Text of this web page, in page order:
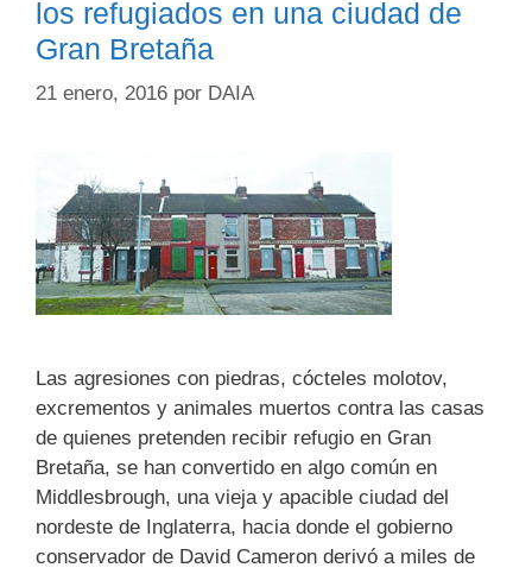
los refugiados en una ciudad de
Gran Bretaña
21 enero, 2016 por DAIA
Las agresiones con piedras, cócteles molotov,
excrementos y animales muertos contra las casas
de quienes pretenden recibir refugio en Gran
Bretaña, se han convertido en algo común en
Middlesbrough, una vieja y apacible ciudad del
nordeste de Inglaterra, hacia donde el gobierno
conservador de David Cameron derivó a miles de